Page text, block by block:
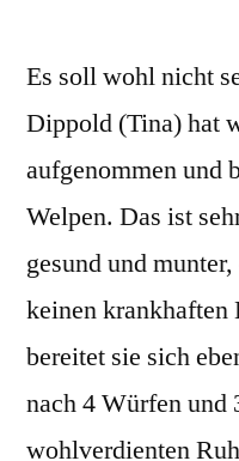
Es soll wohl nicht
Dippold (Tina) hat
aufgenommen und
Welpen. Das ist
gesund und
keinen
bereitet sie sich
nach 4 Würfen und
wohlverdienten